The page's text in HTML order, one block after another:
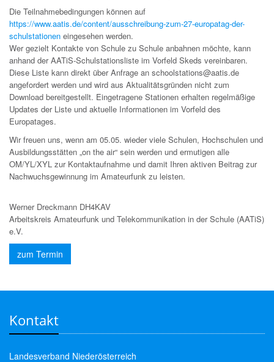
Die Teilnahmebedingungen können auf
https://www.aatis.de/content/ausschreibung-zum-27-europatag-der-
schulstationen eingesehen werden.
Wer gezielt Kontakte von Schule zu Schule anbahnen möchte, kann
anhand der AATiS-Schulstationsliste im Vorfeld Skeds vereinbaren.
Diese Liste kann direkt über Anfrage an schoolstations@aatis.de
angefordert werden und wird aus Aktualitätsgründen nicht zum
Download bereitgestellt. Eingetragene Stationen erhalten regelmäßige
Updates der Liste und aktuelle Informationen im Vorfeld des
Europatages.
Wir freuen uns, wenn am 05.05. wieder viele Schulen, Hochschulen und
Ausbildungsstätten „on the air“ sein werden und ermutigen alle
OM/YL/XYL zur Kontaktaufnahme und damit Ihren aktiven Beitrag zur
Nachwuchsgewinnung im Amateurfunk zu leisten.
Werner Dreckmann DH4KAV
Arbeitskreis Amateurfunk und Telekommunikation in der Schule (AATiS)
e.V.
zum Termin
Kontakt
Landesverband Niederösterreich